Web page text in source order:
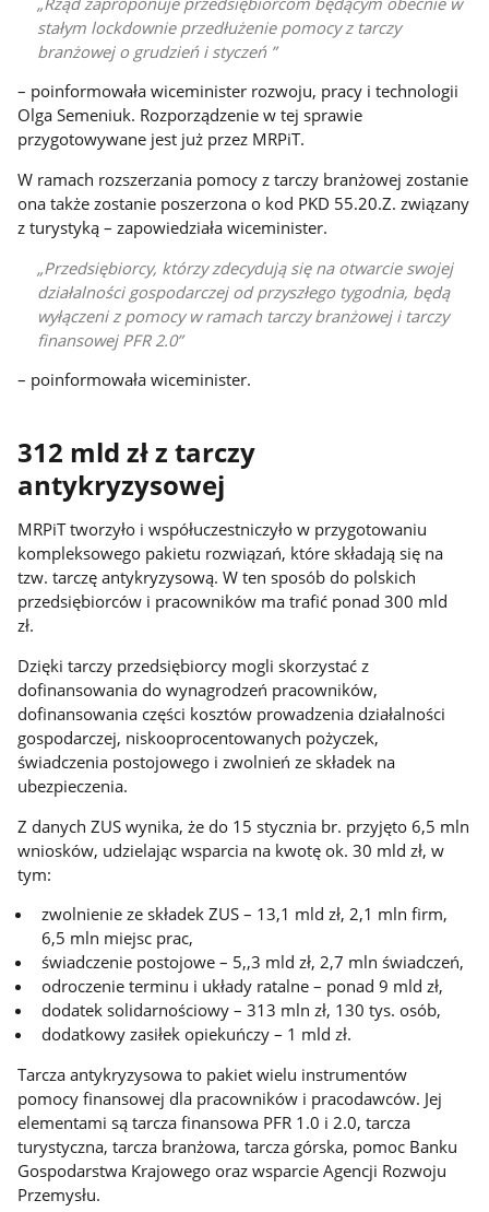
stałym lockdownie przedłużenie pomocy z tarczy
branżowej o grudzień i styczeń
– poinformowała wiceminister rozwoju, pracy i technologii
Olga Semeniuk. Rozporządzenie w tej sprawie
przygotowywane jest już przez MRPiT.
W ramach rozszerzania pomocy z tarczy branżowej zostanie
ona także zostanie poszerzona o kod PKD 55.20.Z. związany
z turystyką – zapowiedziała wiceminister.
Przedsiębiorcy, którzy zdecydują się na otwarcie swojej
działalności gospodarczej od przyszłego tygodnia, będą
wyłączeni z pomocy w ramach tarczy branżowej i tarczy
finansowej PFR 2.0
– poinformowała wiceminister.
312 mld zł z tarczy
antykryzysowej
MRPiT tworzyło i współuczestniczyło w przygotowaniu
kompleksowego pakietu rozwiązań, które składają się na
tzw. tarczę antykryzysową. W ten sposób do polskich
przedsiębiorców i pracowników ma trafić ponad 300 mld
zł.
Dzięki tarczy przedsiębiorcy mogli skorzystać z
dofinansowania do wynagrodzeń pracowników,
dofinansowania części kosztów prowadzenia działalności
gospodarczej, niskooprocentowanych pożyczek,
świadczenia postojowego i zwolnień ze składek na
ubezpieczenia.
Z danych ZUS wynika, że do 15 stycznia br. przyjęto 6,5 mln
wniosków, udzielając wsparcia na kwotę ok. 30 mld zł, w
tym:
zwolnienie ze składek ZUS – 13,1 mld zł, 2,1 mln firm,
6,5 mln miejsc prac,
świadczenie postojowe – 5,,3 mld zł, 2,7 mln świadczeń,
odroczenie terminu i układy ratalne – ponad 9 mld zł,
dodatek solidarnościowy – 313 mln zł, 130 tys. osób,
dodatkowy zasiłek opiekuńczy – 1 mld zł.
Tarcza antykryzysowa to pakiet wielu instrumentów
pomocy finansowej dla pracowników i pracodawców. Jej
elementami są tarcza finansowa PFR 1.0 i 2.0, tarcza
turystyczna, tarcza branżowa, tarcza górska, pomoc Banku
Gospodarstwa Krajowego oraz wsparcie Agencji Rozwoju
Przemysłu.